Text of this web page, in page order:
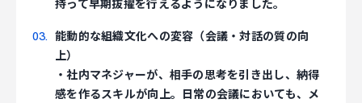
持って早期抜擢を行えるようになりました。
能動的な組織文化への変容（会議・対話の質の向
上）
・社内マネジャーが、相手の思考を引き出し、納得
感を作るスキルが向上。日常の会議においても、メ